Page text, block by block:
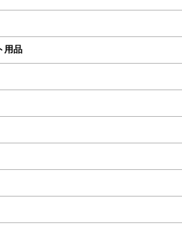
の販売を開始しました☆
ラノのロゴ入りボールペンをプレゼント
衣類など商品を値上げしました。
い申し上げます
ついて】
)。タイツ・ソックス・トウパッドを
こをクリック♪
できるようなさまざまな商品をご紹介して
用品